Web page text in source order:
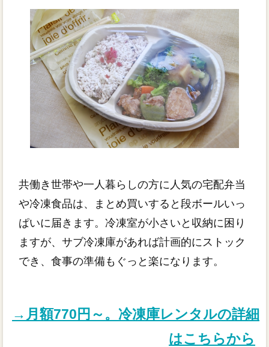
共働き世帯や一人暮らしの方に人気の宅配弁当
や冷凍食品は、まとめ買いすると段ボールいっ
ぱいに届きます。冷凍室が小さいと収納に困り
ますが、サブ冷凍庫があれば計画的にストック
でき、食事の準備もぐっと楽になります。
→月額770円～。冷凍庫レンタルの詳細
はこちらから